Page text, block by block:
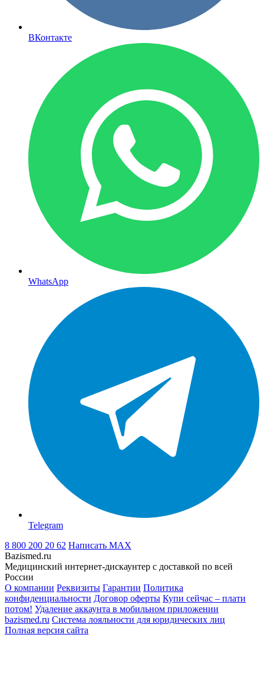
ВКонтакте
WhatsApp
Telegram
8 800 200 20 62 Написать MAX
Bazismed.ru
Медицинский интернет-дискаунтер с доставкой по всей
России
О компании Реквизиты Гарантии Политика
конфиденциальности Договор оферты Купи сейчас – плати
потом! Удаление аккаунта в мобильном приложении
bazismed.ru Система лояльности для юридических лиц
Полная версия сайта